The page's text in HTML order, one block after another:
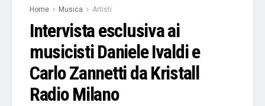
Home Musica Artisti
Intervista esclusiva ai
musicisti Daniele Ivaldi e
Carlo Zannetti da Kristall
Radio Milano